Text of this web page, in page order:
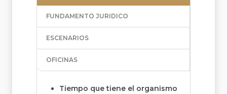
FUNDAMENTO JURIDICO
ESCENARIOS
OFICINAS
Tiempo que tiene el organismo